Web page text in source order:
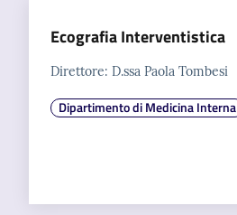
Ecografia Interventistica
Direttore: D.ssa Paola Tombesi
Dipartimento di Medicina Interna